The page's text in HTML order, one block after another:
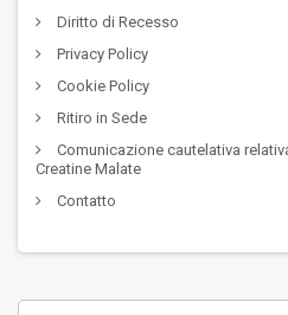
Diritto di Recesso
Privacy Policy
Cookie Policy
Ritiro in Sede
Comunicazione cautelativa
Creatine Malate
Contatto